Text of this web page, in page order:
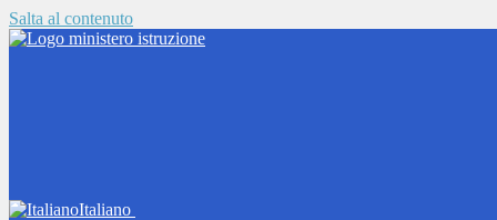
Salta al contenuto
Italiano